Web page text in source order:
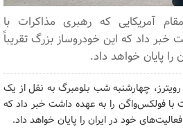
آمریکایی که رهبری مذاکرات با
داد که این خودروساز بزرگ تقریباً
را پایان خواهد داد.
رویترز، چهارشنبه شب بلومبرگ به نقل از یک
با فولکس‌واگن را به عهده داشت خبر داد که
خود در ایران را پایان خواهد داد.